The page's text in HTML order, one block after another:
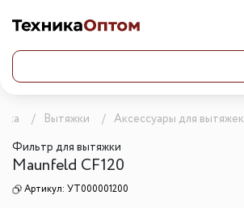
Вытяжки Аксессуары для вытяжек
Фильтр для вытяжки
Maunfeld CF120
Артикул: УТ000001200